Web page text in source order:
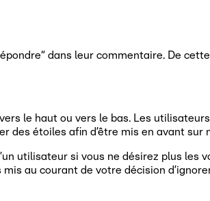
dans leur commentaire. De
le haut ou vers le bas. Les
étoiles afin d’être mis en avant sur
utilisateur si vous ne désirez plus les
au courant de votre décision